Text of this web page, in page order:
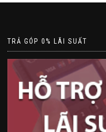
TRẢ GÓP 0% LÃI SUẤT